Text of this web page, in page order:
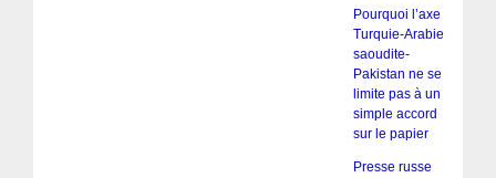
Pourquoi l’axe
Turquie-Arabie
saoudite-
Pakistan ne se
limite pas à un
simple accord
sur le papier
Presse russe